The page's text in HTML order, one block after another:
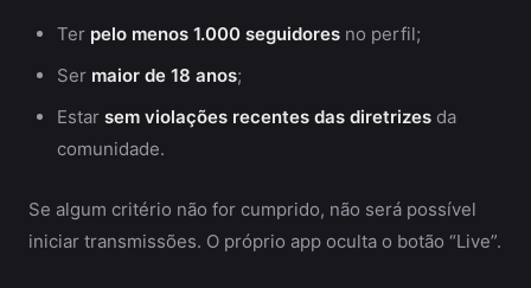
Ter pelo menos 1.000 seguidores no perfil;
Ser maior de 18 anos;
Estar sem violações recentes das diretrizes da
comunidade.
Se algum critério não for cumprido, não será possível
iniciar transmissões. O próprio app oculta o botão “Live”.